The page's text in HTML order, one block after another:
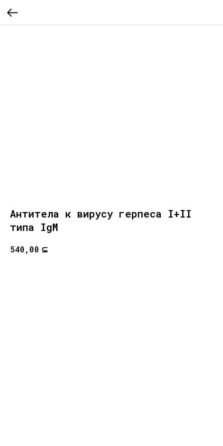
Антитела к вирусу герпеса I+II
типа IgM
540,00 ⊆